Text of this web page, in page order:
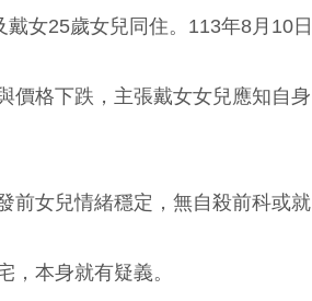
女25歲女兒同住。113年8月10日
價格下跌，主張戴女女兒應知自身
前女兒情緒穩定，無自殺前科或就
本身就有疑義。